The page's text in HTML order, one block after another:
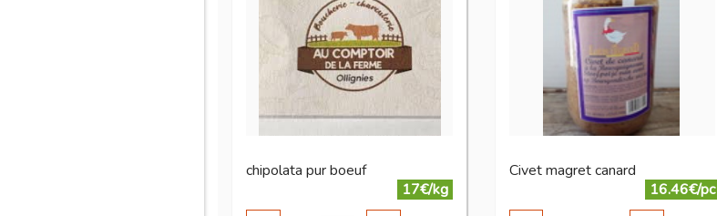
chipolata pur boeuf
17€/kg
Civet magret canard
16.46€/pc